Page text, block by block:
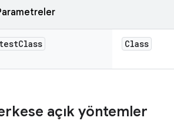
testClass Class
açık yöntemler